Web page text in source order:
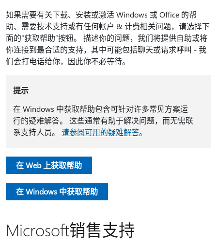
如果需要有关下载、安装或激活 Windows 或 Office 的帮
助、需要技术支持或有任何帐户 & 计费相关问题，请选择下
面的“获取帮助”按钮。 描述你的问题，我们将提供自助或将
你连接到最合适的支持，其中可能包括聊天或请求呼叫 - 我
们会打电话给你，因此你不必等待。
提示
在 Windows 中获取帮助包含可针对许多常见方案运
行的疑难解答。 这些通常有助于解决问题，而无需联
系支持人员。 请参阅可用的疑难解答。
在 Web 上获取帮助
在 Windows 中获取帮助
Microsoft销售支持